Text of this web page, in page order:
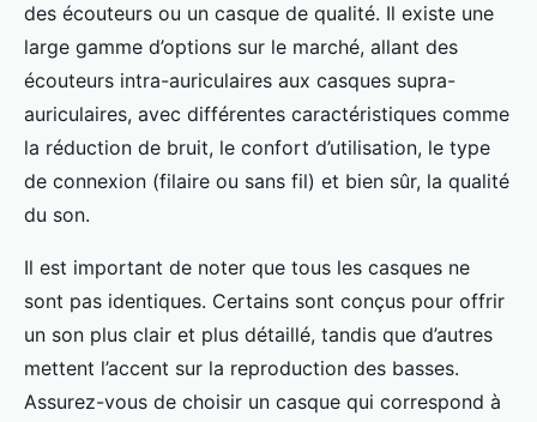
des écouteurs ou un casque de qualité. Il existe une
large gamme d’options sur le marché, allant des
écouteurs intra-auriculaires aux casques supra-
auriculaires, avec différentes caractéristiques comme
la réduction de bruit, le confort d’utilisation, le type
de connexion (filaire ou sans fil) et bien sûr, la qualité
du son.
Il est important de noter que tous les casques ne
sont pas identiques. Certains sont conçus pour offrir
un son plus clair et plus détaillé, tandis que d’autres
mettent l’accent sur la reproduction des basses.
Assurez-vous de choisir un casque qui correspond à